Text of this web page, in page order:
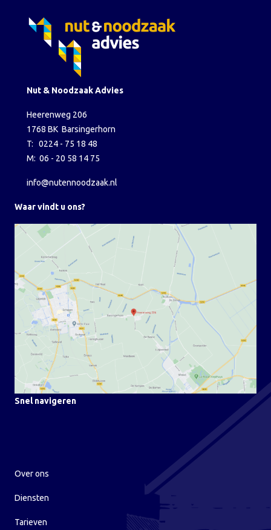
Nut & Noodzaak Advies
Heerenweg 206
1768 BK Barsingerhorn
T: 0224 - 75 18 48
M: 06 - 20 58 14 75
info@nutennoodzaak.nl
Waar vindt u ons?
Snel navigeren
Over ons
Diensten
Tarieven